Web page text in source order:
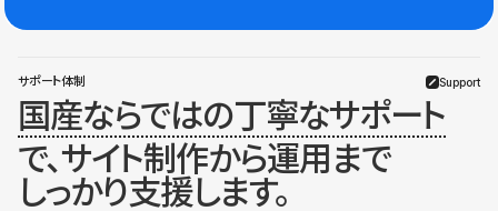
サポート体制 Support
国産ならではの丁寧なサポート
で、サイト制作から運用まで
しっかり支援します。